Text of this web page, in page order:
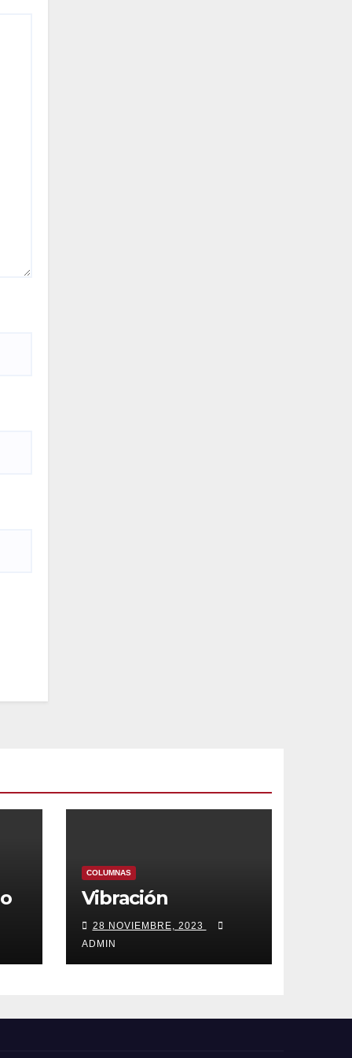
COLUMNAS
Vibración
28 NOVIEMBRE, 2023
ADMIN